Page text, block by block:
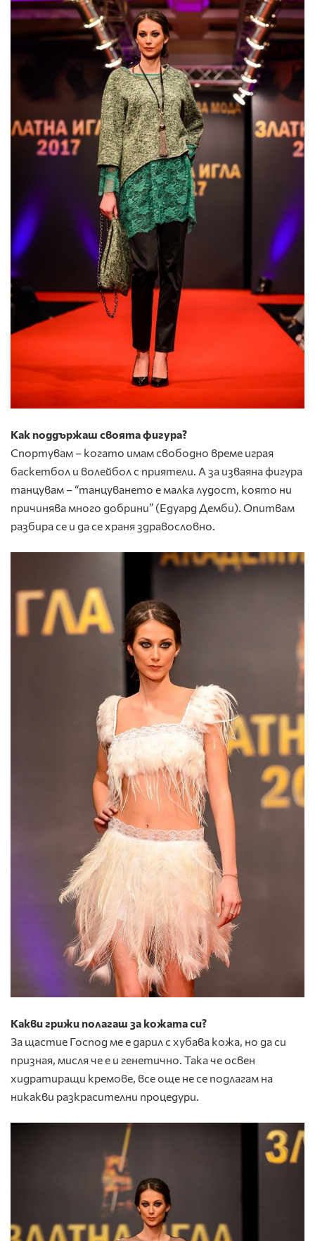
Как поддържаш своята фигура?
Спортувам – когато имам свободно време играя
баскетбол и волейбол с приятели. А за изваяна фигура
танцувам – “танцуването е малка лудост, която ни
причинява много добрини” (Едуард Демби). Опитвам
разбира се и да се храня здравословно.
Какви грижи полагаш за кожата си?
За щастие Господ ме е дарил с хубава кожа, но да си
призная, мисля че е и генетично. Така че освен
хидратиращи кремове, все още не се подлагам на
никакви разкрасителни процедури.